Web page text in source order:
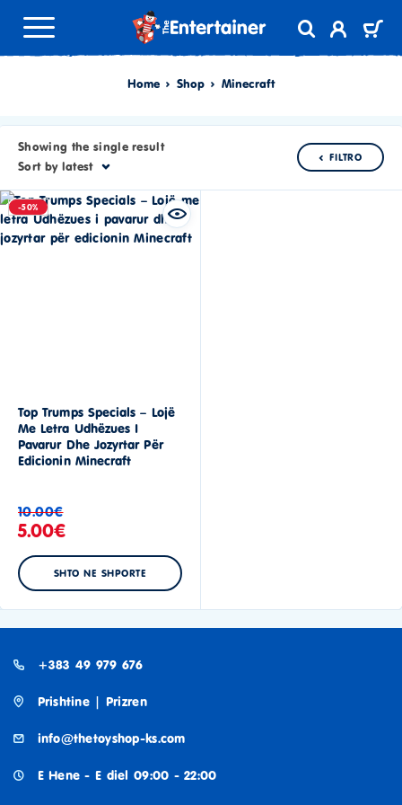
Home Shop Minecraft
Showing the single result
Sort by latest
FILTRO
-50%
Top Trumps Specials – Lojë
Me Letra Udhëzues I
Pavarur Dhe Jozyrtar Për
Edicionin Minecraft
10.00€
5.00€
SHTO NE SHPORTE
+383 49 979 676
Prishtine | Prizren
info@thetoyshop-ks.com
E Hene - E diel 09:00 - 22:00